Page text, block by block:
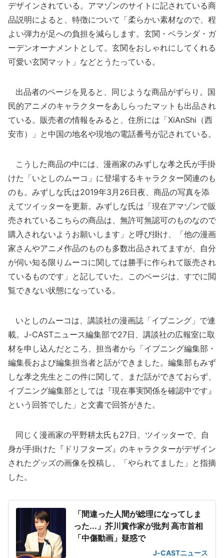
デザインされている。アマゾンのサイトに記されている商
品説明によると、特徴について「柔らかい素材なので、程
よい弾力が足への負担を減らします。玄関・ベランダ・ガ
ーデンオーナメントとして。玄関をおしゃれにしてくれる
可愛い玄関マット」などとうたっている。
出品者のページを見ると、同じような商品がずらり。国
民的アニメのキャラクターをあしらったマットも出品され
ている。販売者の情報をみると、住所には「XiAnShi（西
安市）」と中国の地名や現地の電話番号が記されている。
こうした商品の中には、漫画家のみずしな孝之氏が手掛
けた「いとしのムーコ」に登場するキャラクター関連のも
のも。みずしな氏は2019年3月26日夜、商品の写真を添
えてツイッターを更新。みずしな氏は「現在アマゾンで販
売されているこちらの商品は、無許可無認可のものなので
購入されないようお願いします」と呼び掛け、「他の漫画
家さんやアニメ作品のものも多数出品されてますが、自分
が伺い知る限りムーコに関しては勝手に作られて販売され
ているものです」と記していた。このページは、すでに閲
覧できない状態になっている。
いとしのムーコは、講談社の漫画誌「イブニング」で連
載。J-CASTニュース編集部で27日、講談社の広報室に取
材を申し込んだところ、担当者から「イブニング編集部・
編集長および編集担当者と話ができました。編集部もみず
しな孝之先生とこの件に関して、まだ話ができておらず、
イブニング編集部としては『現在事実関係を確認中です』
という回答でした」と文書で回答がきた。
同じく漫画家の平野耕太氏も27日、ツイッターで、自
身が手掛けた『ドリフターズ』のキャラクターがデザイン
されたグッズの画像を投稿し、「やられてました」と指摘
した。
「間違った人間が総理になってしま
った...」芥川賞作家が批判 高市首相
「中傷動画」疑惑で
J-CASTニュース